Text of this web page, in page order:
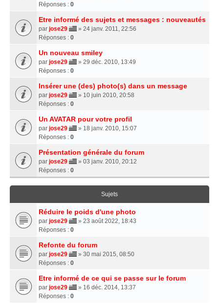
Réponses : 0
Etre informé des sujets et messages : nouveautés
par jose29
» 24 janv. 2011, 22:56
Réponses : 0
Un nouveau smiley
par jose29
» 29 déc. 2010, 13:49
Réponses : 0
Insérer une (des) photo(s) dans un message
par jose29
» 10 juin 2010, 20:58
Réponses : 0
Un AVATAR pour votre profil
par jose29
» 18 janv. 2010, 15:07
Réponses : 0
Présentation générale du forum
par jose29
» 03 janv. 2010, 20:12
Réponses : 0
Sujets
Réduire le poids d'une photo
par jose29
» 23 août 2022, 18:43
Réponses : 0
Refonte du forum
par jose29
» 30 mai 2015, 08:50
Réponses : 0
Etre informé de ce qui se passe sur le forum
par jose29
» 16 déc. 2014, 13:37
Réponses : 0